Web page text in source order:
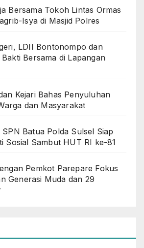
Bersama Tokoh Lintas Ormas
Isya di Masjid Polres
LDII Bontonompo dan
Bersama di Lapangan
Kejari Bahas Penyuluhan
dan Masyarakat
Batua Polda Sulsel Siap
Sosial Sambut HUT RI ke-81
Pemkot Parepare Fokus
Generasi Muda dan 29